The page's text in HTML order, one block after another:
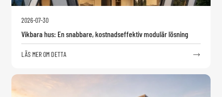
2026-07-30
Vikbara hus: En snabbare, kostnadseffektiv modulär lösning
LÄS MER OM DETTA 